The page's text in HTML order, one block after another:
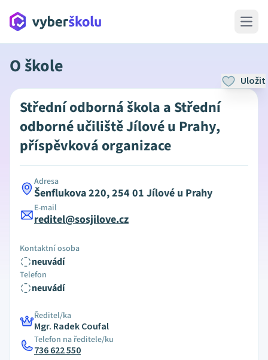
Open
O škole
Uložit
Střední odborná škola a Střední
odborné učiliště Jílové u Prahy,
příspěvková organizace
Adresa
Šenflukova 220, 254 01 Jílové u Prahy
E-mail
reditel@sosjilove.cz
Kontaktní osoba
neuvádí
Telefon
neuvádí
Ředitel/ka
Mgr. Radek Coufal
Telefon na ředitele/ku
736 622 550